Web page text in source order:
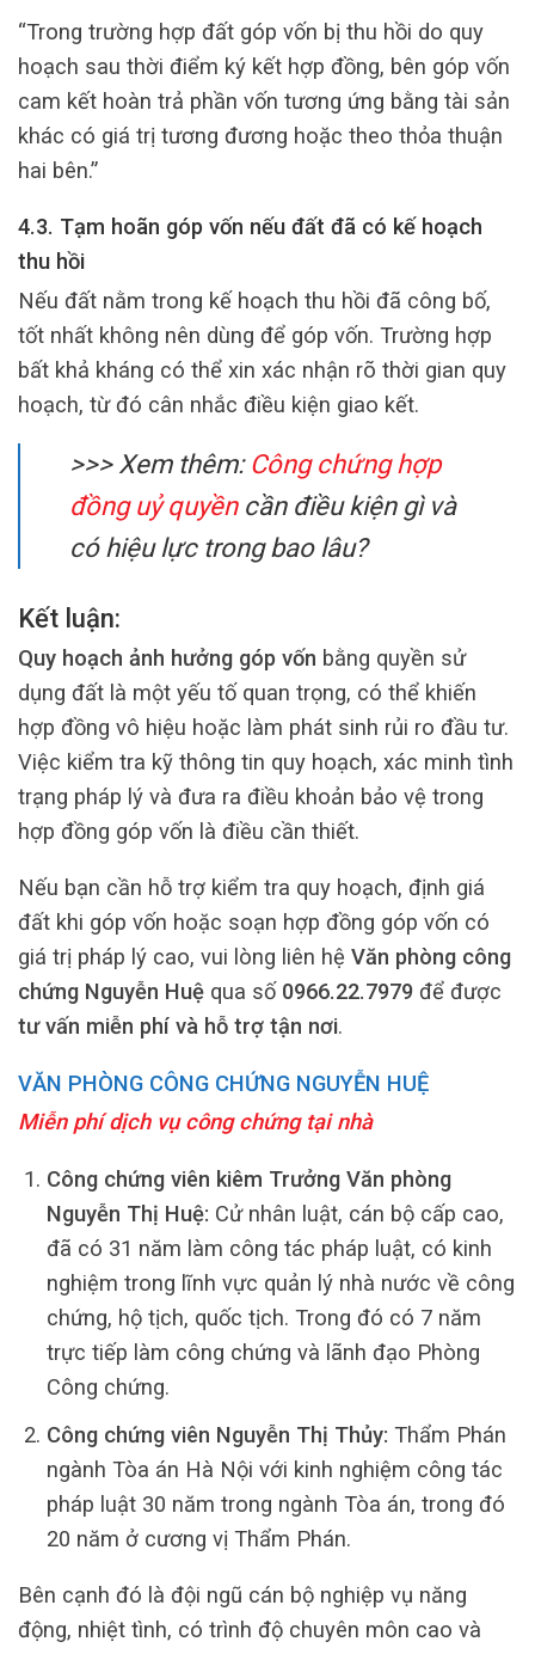
“Trong trường hợp đất góp vốn bị thu hồi do quy
hoạch sau thời điểm ký kết hợp đồng, bên góp vốn
cam kết hoàn trả phần vốn tương ứng bằng tài sản
khác có giá trị tương đương hoặc theo thỏa thuận
hai bên.”
4.3. Tạm hoãn góp vốn nếu đất đã có kế hoạch
thu hồi
Nếu đất nằm trong kế hoạch thu hồi đã công bố,
tốt nhất không nên dùng để góp vốn. Trường hợp
bất khả kháng có thể xin xác nhận rõ thời gian quy
hoạch, từ đó cân nhắc điều kiện giao kết.
>>> Xem thêm: Công chứng hợp
đồng uỷ quyềncần điều kiện gì và
có hiệu lực trong bao lâu?
Kết luận:
Quy hoạch ảnh hưởng góp vốn bằng quyền sử
dụng đất là một yếu tố quan trọng, có thể khiến
hợp đồng vô hiệu hoặc làm phát sinh rủi ro đầu tư.
Việc kiểm tra kỹ thông tin quy hoạch, xác minh tình
trạng pháp lý và đưa ra điều khoản bảo vệ trong
hợp đồng góp vốn là điều cần thiết.
Nếu bạn cần hỗ trợ kiểm tra quy hoạch, định giá
đất khi góp vốn hoặc soạn hợp đồng góp vốn có
giá trị pháp lý cao, vui lòng liên hệ Văn phòng công
chứng Nguyễn Huệ qua số 0966.22.7979 để được
tư vấn miễn phí và hỗ trợ tận nơi.
VĂN PHÒNG CÔNG CHỨNG NGUYỄN HUỆ
Miễn phí dịch vụ công chứng tại nhà
Công chứng viên kiêm Trưởng Văn phòng
Nguyễn Thị Huệ: Cử nhân luật, cán bộ cấp cao,
đã có 31 năm làm công tác pháp luật, có kinh
nghiệm trong lĩnh vực quản lý nhà nước về công
chứng, hộ tịch, quốc tịch. Trong đó có 7 năm
trực tiếp làm công chứng và lãnh đạo Phòng
Công chứng.
Công chứng viên Nguyễn Thị Thủy: Thẩm Phán
ngành Tòa án Hà Nội với kinh nghiệm công tác
pháp luật 30 năm trong ngành Tòa án, trong đó
20 năm ở cương vị Thẩm Phán.
Bên cạnh đó là đội ngũ cán bộ nghiệp vụ năng
động, nhiệt tình, có trình độ chuyên môn cao và